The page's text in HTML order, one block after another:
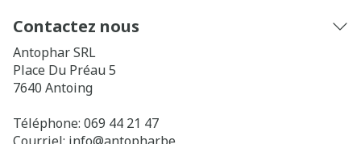
Contactez nous
Antophar SRL
Place Du Préau 5
7640 Antoing
Téléphone: 069 44 21 47